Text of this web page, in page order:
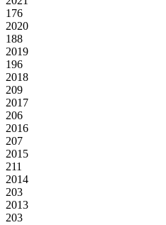
176
2020
188
2019
196
2018
209
2017
206
2016
207
2015
211
2014
203
2013
203